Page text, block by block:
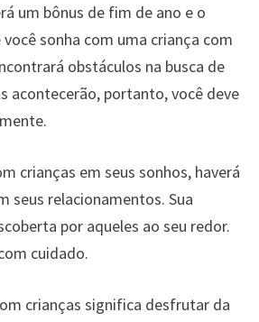
um bônus de fim de ano e o
sonha com uma criança com
obstáculos na busca de
acontecerão, portanto, você deve
crianças em seus sonhos, haverá
seus relacionamentos. Sua
por aqueles ao seu redor.
cuidado.
crianças significa desfrutar da